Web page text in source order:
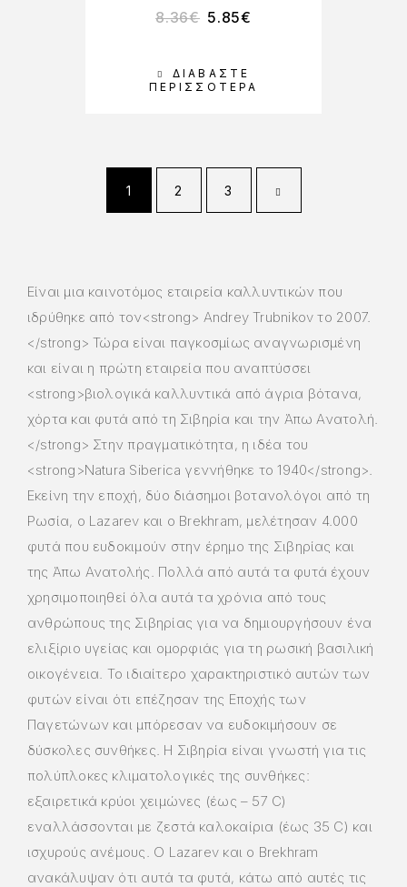
ΔΙΑΒΆΣΤΕ
ΠΕΡΙΣΣΌΤΕΡΑ
8.36€ 5.85€
1 2 3
Είναι μια καινοτόμος εταιρεία καλλυντικών που
ιδρύθηκε από τον<strong> Andrey Trubnikov το 2007.
</strong> Τώρα είναι παγκοσμίως αναγνωρισμένη
και είναι η πρώτη εταιρεία που αναπτύσσει
<strong>βιολογικά καλλυντικά από άγρια ​​βότανα,
χόρτα και φυτά από τη Σιβηρία και την Άπω Ανατολή.
</strong> Στην πραγματικότητα, η ιδέα του
<strong>Natura Siberica γεννήθηκε το 1940</strong>.
Εκείνη την εποχή, δύο διάσημοι βοτανολόγοι από τη
Ρωσία, ο Lazarev και ο Brekhram, μελέτησαν 4.000
φυτά που ευδοκιμούν στην έρημο της Σιβηρίας και
της Άπω Ανατολής. Πολλά από αυτά τα φυτά έχουν
χρησιμοποιηθεί όλα αυτά τα χρόνια από τους
ανθρώπους της Σιβηρίας για να δημιουργήσουν ένα
ελιξίριο υγείας και ομορφιάς για τη ρωσική βασιλική
οικογένεια. Το ιδιαίτερο χαρακτηριστικό αυτών των
φυτών είναι ότι επέζησαν της Εποχής των
Παγετώνων και μπόρεσαν να ευδοκιμήσουν σε
δύσκολες συνθήκες. Η Σιβηρία είναι γνωστή για τις
πολύπλοκες κλιματολογικές της συνθήκες:
εξαιρετικά κρύοι χειμώνες (έως – 57 C)
εναλλάσσονται με ζεστά καλοκαίρια (έως 35 C) και
ισχυρούς ανέμους. Ο Lazarev και ο Brekhram
ανακάλυψαν ότι αυτά τα φυτά, κάτω από αυτές τις